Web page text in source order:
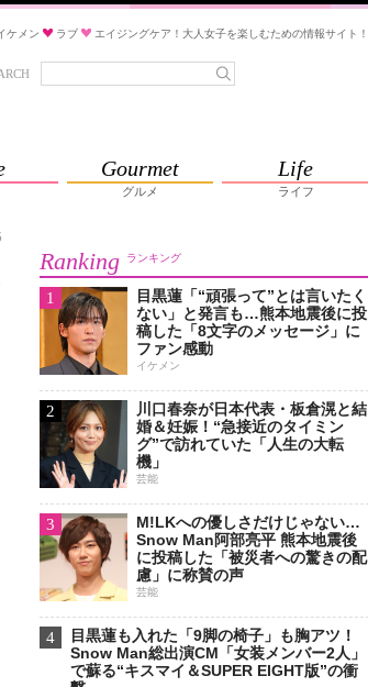
ケメン ラブ エイジングケア！大人女子を楽しむための情報サイト！
Gourmet
グルメ
Life
ライフ
Ranking ランキング
1
目黒蓮「“頑張って”とは言いたく
ない」と発言も…熊本地震後に投
稿した「8文字のメッセージ」に
ファン感動
イケメン
2
川口春奈が日本代表・板倉滉と結
婚＆妊娠！“急接近のタイミン
グ”で訪れていた「人生の大転
機」
芸能
3
M!LKへの優しさだけじゃない…
Snow Man阿部亮平 熊本地震後
に投稿した「被災者への驚きの配
慮」に称賛の声
芸能
4
目黒蓮も入れた「9脚の椅子」も胸アツ！
Snow Man総出演CM「女装メンバー2人」
で蘇る“キスマイ＆SUPER EIGHT版”の衝